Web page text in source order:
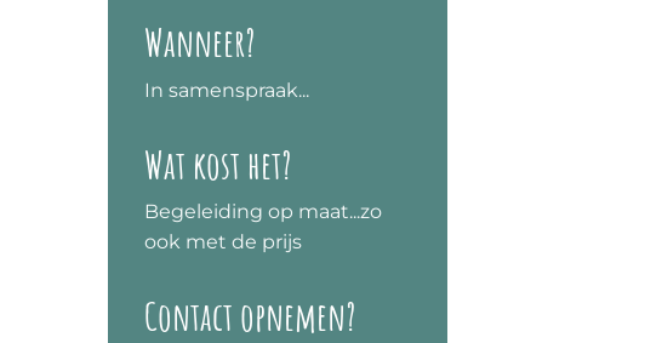
Wanneer?
In samenspraak...
Wat kost het?
Begeleiding op maat...zo
ook met de prijs
Contact opnemen?